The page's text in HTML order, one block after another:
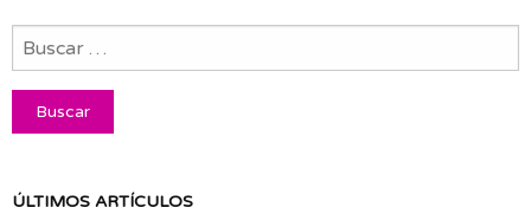
ÚLTIMOS ARTÍCULOS